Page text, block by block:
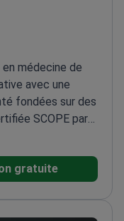
médecine de
avec une
fondées sur des
SCOPE par
avec axe de
gratuite